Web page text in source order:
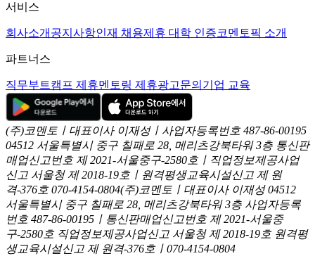
서비스
회사소개 공지사항인재 채용제휴 대학 인증코멘토픽 소개
파트너스
직무부트캠프 제휴멘토링 제휴광고문의 기업 교육
(주)코멘토ㅣ대표이사 이재성ㅣ사업자등록번호 487-86-00195
04512 서울특별시 중구 칠패로 28, 메리츠강북타워 3층 통신판
매업신고번호 제 2021-서울중구-2580호ㅣ직업정보제공사업
신고 서울청 제 2018-19호ㅣ원격평생교육시설신고 제 원
격-376호 070-4154-0804(주)코멘토ㅣ대표이사 이재성 04512
서울특별시 중구 칠패로 28, 메리츠강북타워 3층 사업자등록
번호 487-86-00195ㅣ통신판매업신고번호 제 2021-서울중
구-2580호 직업정보제공사업신고 서울청 제 2018-19호 원격평
생교육시설신고 제 원격-376호ㅣ070-4154-0804